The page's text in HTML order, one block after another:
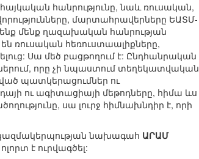
հանրությունը, նաև ռուսական,
մարտահրավերները ԵԱՏՄ-
մենք ղազախական հանրության
ռուսական հեռուստաալիքները,
Սա մեծ բացթողում է: Ընդհանրական
որը չի նպաստում տեղեկատվական
պատկերացումներ ու
ու ագիտացիայի մեթոդները, հիմա ևս
սա լուրջ հիմնախնդիր է, որի
նախագահ ԱՐԱՄ
է ուրվագծել: